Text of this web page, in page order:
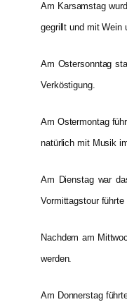
Am Karsamstag
gegrillt und mit Wein
Am Ostersonntag
Verköstigung.
Am Ostermontag
natürlich mit Musik
Am Dienstag war
Vormittagstour
Nachdem am
werden.
Am Donnerstag